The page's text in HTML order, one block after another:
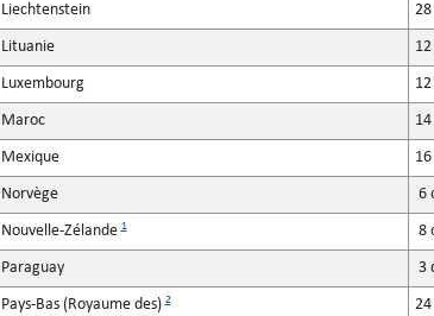
Liechtenstein
Lituanie
Luxembourg
Maroc
Mexique
Norvège 6
Nouvelle-Zélande1 8
Paraguay 3
Pays-Bas (Royaume des)2 24